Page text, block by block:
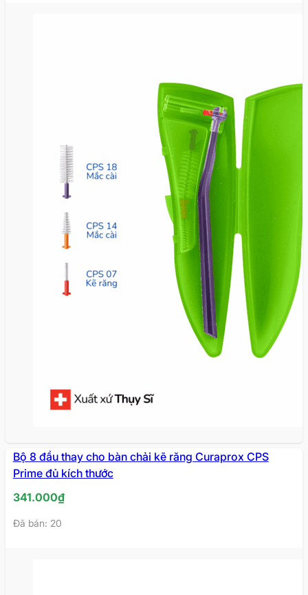
Bộ 8 đầu thay cho bàn chải kẽ răng Curaprox CPS
Prime đủ kích thước
341.000₫
Đã bán: 20